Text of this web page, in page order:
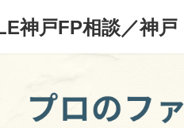
神戸FP相談／神